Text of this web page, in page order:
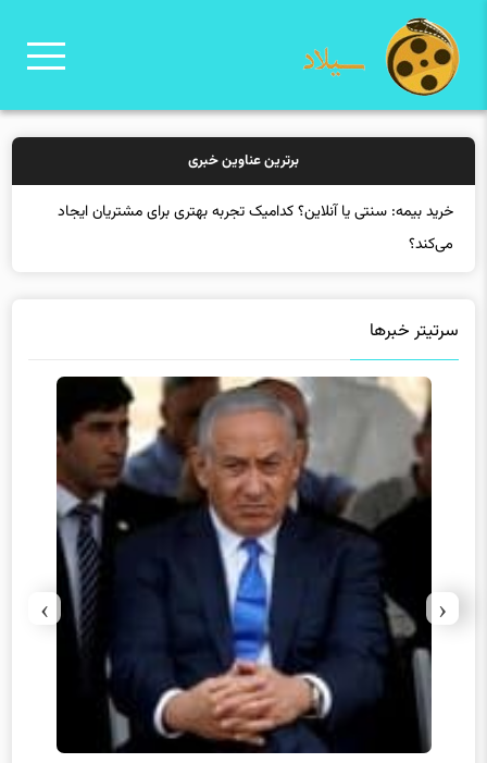
برترین عناوین خبری
خرید
واکنش نتانیاهو به حمله استرالیا